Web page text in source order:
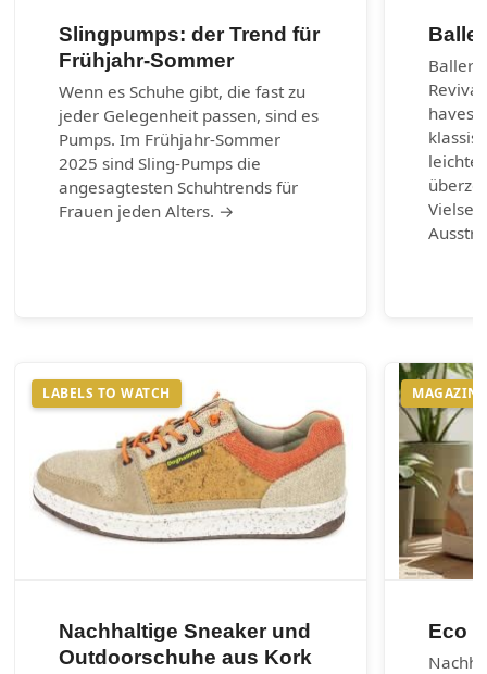
Slingpumps: der Trend für
Frühjahr-Sommer
Wenn es Schuhe gibt, die fast zu
jeder Gelegenheit passen, sind es
Pumps. Im Frühjahr-Sommer
2025 sind Sling-Pumps die
angesagtesten Schuhtrends für
Frauen jeden Alters. →
haves
LABELS TO WATCH
Nachhaltige Sneaker und
Outdoorschuhe aus Kork
MAGAZIN
Eco